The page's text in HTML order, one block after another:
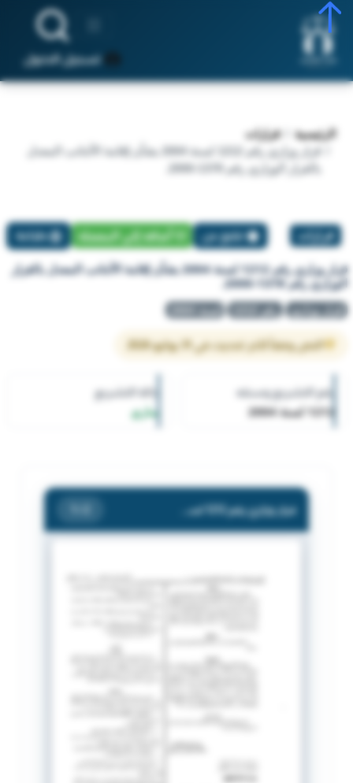
تسجيل الدخول
الرئيسية
قرارات
قرار وزاري رقم 1212 لسنة 2004 بشأن إقامة الأجانب المعدل
بالقرار الوزاري رقم 1378-2000.
قرارات تبليغ عن أضافة إلي المفضلة طباعة
قرار وزاري رقم 1212 لسنة 2004 بشأن إقامة الأجانب المعدل بالقرار
الوزاري رقم 1378-2000.
قرار وزاري رقم 1212 لسنة 2004
النص وفقاً لآخر تحديث في 31 يوليو 2026
رقم التشريع وسنته
1212 لسنة 2004
حالة التشريع
ساري